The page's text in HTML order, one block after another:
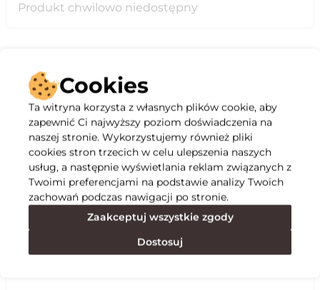
Produkt chwilowo niedostępny
Opis
Specyfikacja
Polecane
Cookies
Ta witryna korzysta z własnych plików cookie, aby
zapewnić Ci najwyższy poziom doświadczenia na
naszej stronie. Wykorzystujemy również pliki
cookies stron trzecich w celu ulepszenia naszych
usług, a następnie wyświetlania reklam związanych z
Twoimi preferencjami na podstawie analizy Twoich
zachowań podczas nawigacji po stronie.
Zaakceptuj wszystkie zgody
Dostosuj